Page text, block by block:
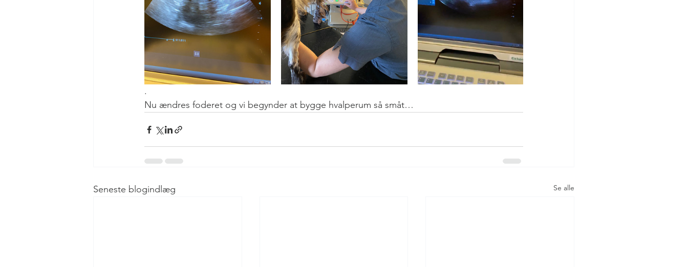
.
Nu ændres foderet og vi begynder at bygge hvalperum så småt…
Seneste blogindlæg Se alle